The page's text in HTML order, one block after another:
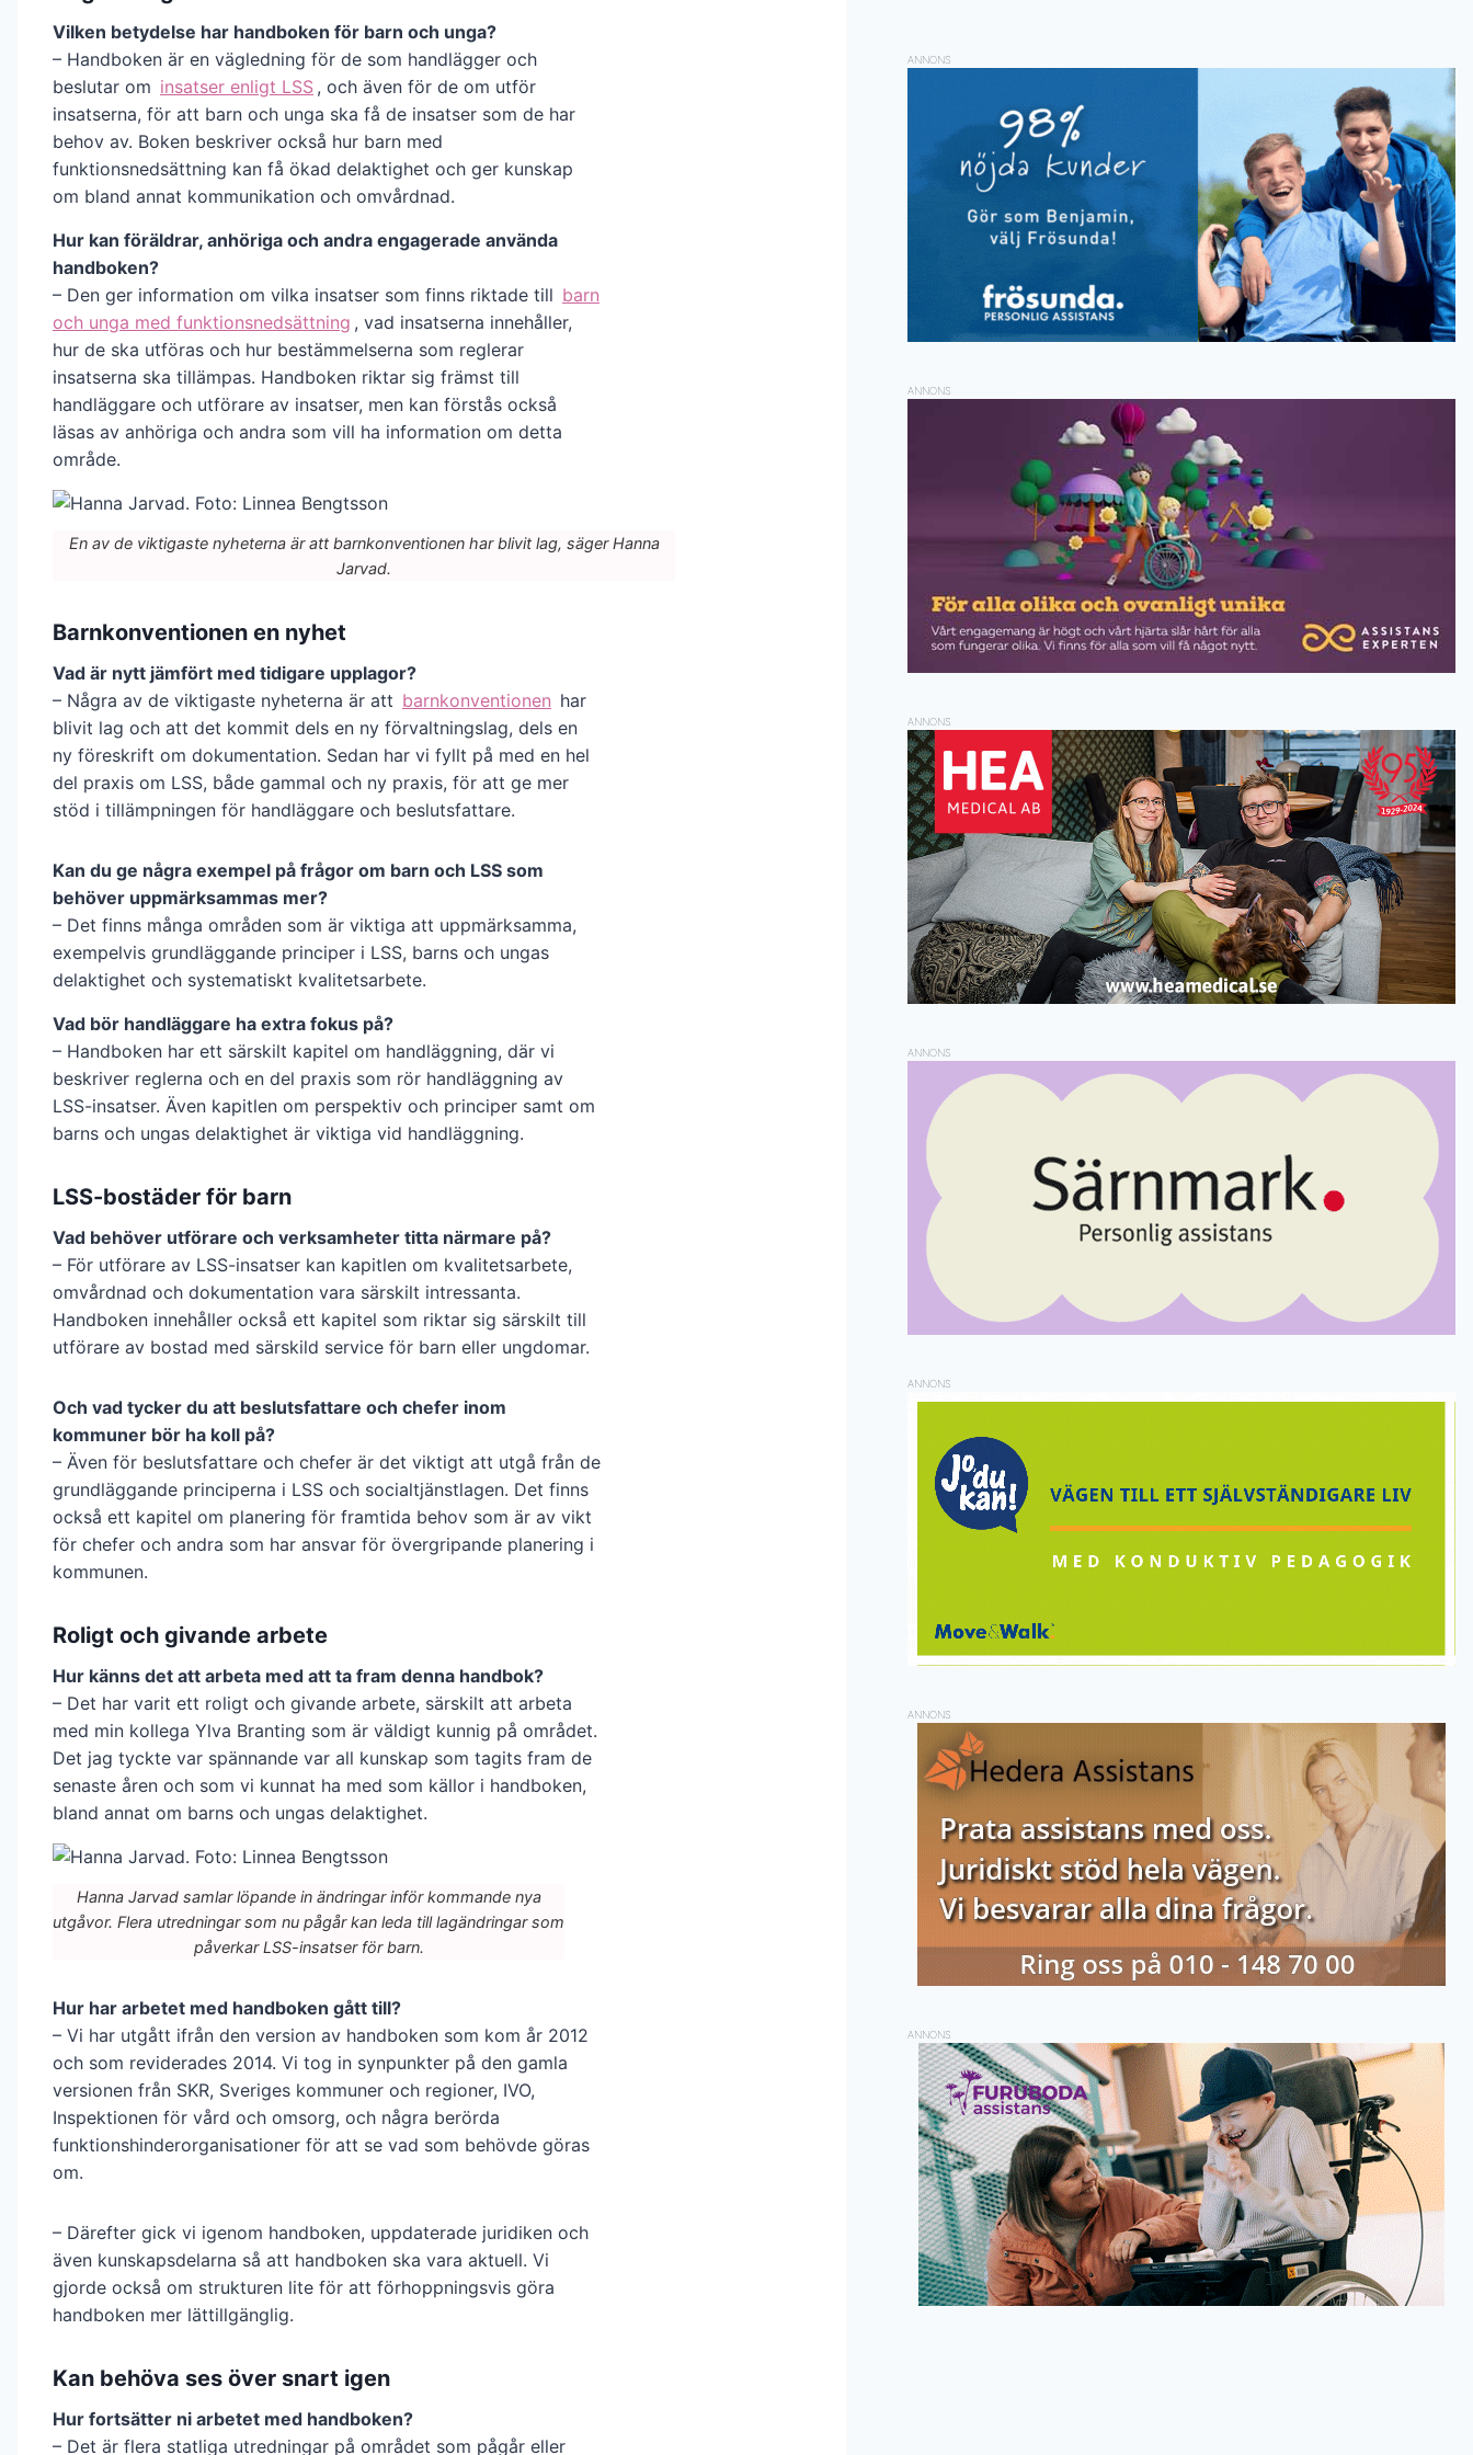
Vilken betydelse har handboken för barn och unga?
– Handboken är en vägledning för de som handlägger och
beslutar om insatser enligt LSS , och även för de om utför
insatserna, för att barn och unga ska få de insatser som de har
behov av. Boken beskriver också hur barn med
funktionsnedsättning kan få ökad delaktighet och ger kunskap
om bland annat kommunikation och omvårdnad.
Hur kan föräldrar, anhöriga och andra engagerade använda
handboken?
– Den ger information om vilka insatser som finns riktade till barn
och unga med funktionsnedsättning , vad insatserna innehåller,
hur de ska utföras och hur bestämmelserna som reglerar
insatserna ska tillämpas. Handboken riktar sig främst till
handläggare och utförare av insatser, men kan förstås också
läsas av anhöriga och andra som vill ha information om detta
område.
En av de viktigaste nyheterna är att barnkonventionen har blivit lag, säger Hanna
Jarvad.
Barnkonventionen en nyhet
Vad är nytt jämfört med tidigare upplagor?
– Några av de viktigaste nyheterna är att barnkonventionen har
blivit lag och att det kommit dels en ny förvaltningslag, dels en
ny föreskrift om dokumentation. Sedan har vi fyllt på med en hel
del praxis om LSS, både gammal och ny praxis, för att ge mer
stöd i tillämpningen för handläggare och beslutsfattare.
Kan du ge några exempel på frågor om barn och LSS som
behöver uppmärksammas mer?
– Det finns många områden som är viktiga att uppmärksamma,
exempelvis grundläggande principer i LSS, barns och ungas
delaktighet och systematiskt kvalitetsarbete.
Vad bör handläggare ha extra fokus på?
– Handboken har ett särskilt kapitel om handläggning, där vi
beskriver reglerna och en del praxis som rör handläggning av
LSS-insatser. Även kapitlen om perspektiv och principer samt om
barns och ungas delaktighet är viktiga vid handläggning.
LSS-bostäder för barn
Vad behöver utförare och verksamheter titta närmare på?
– För utförare av LSS-insatser kan kapitlen om kvalitetsarbete,
omvårdnad och dokumentation vara särskilt intressanta.
Handboken innehåller också ett kapitel som riktar sig särskilt till
utförare av bostad med särskild service för barn eller ungdomar.
Och vad tycker du att beslutsfattare och chefer inom
kommuner bör ha koll på?
– Även för beslutsfattare och chefer är det viktigt att utgå från de
grundläggande principerna i LSS och socialtjänstlagen. Det finns
också ett kapitel om planering för framtida behov som är av vikt
för chefer och andra som har ansvar för övergripande planering i
kommunen.
Roligt och givande arbete
Hur känns det att arbeta med att ta fram denna handbok?
– Det har varit ett roligt och givande arbete, särskilt att arbeta
med min kollega Ylva Branting som är väldigt kunnig på området.
Det jag tyckte var spännande var all kunskap som tagits fram de
senaste åren och som vi kunnat ha med som källor i handboken,
bland annat om barns och ungas delaktighet.
Hanna Jarvad samlar löpande in ändringar inför kommande nya
utgåvor. Flera utredningar som nu pågår kan leda till lagändringar som
påverkar LSS-insatser för barn.
Hur har arbetet med handboken gått till?
– Vi har utgått ifrån den version av handboken som kom år 2012
och som reviderades 2014. Vi tog in synpunkter på den gamla
versionen från SKR, Sveriges kommuner och regioner, IVO,
Inspektionen för vård och omsorg, och några berörda
funktionshinderorganisationer för att se vad som behövde göras
om.
– Därefter gick vi igenom handboken, uppdaterade juridiken och
även kunskapsdelarna så att handboken ska vara aktuell. Vi
gjorde också om strukturen lite för att förhoppningsvis göra
handboken mer lättillgänglig.
Kan behöva ses över snart igen
Hur fortsätter ni arbetet med handboken?
– Det är flera statliga utredningar på området som pågår eller
ANNONS
ANNONS
ANNONS
ANNONS
ANNONS
ANNONS
ANNONS